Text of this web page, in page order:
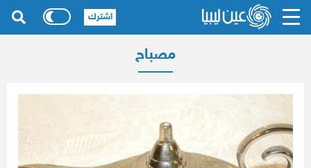
مصباح
اشترك